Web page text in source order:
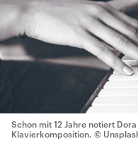
Schon mit 12 Jahre notiert
Klavierkomposition. ©